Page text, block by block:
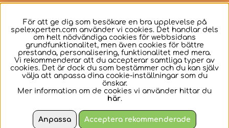
Svenska
För att ge dig som besökare en bra upplevelse på
spelexperten.com använder vi cookies. Det handlar dels
om helt nödvändiga cookies för webbsidans
grundfunktionalitet, men även cookies för bättre
prestanda, personalisering, funktionalitet med mera.
Vi rekommenderar att du accepterar samtliga typer av
cookies. Det är dock du som bestämmer och du kan själv
välja att anpassa dina cookie-inställningar som du
önskar.
Mer information om de cookies vi använder hittar du
här.
Anpassa Acceptera rekommenderade